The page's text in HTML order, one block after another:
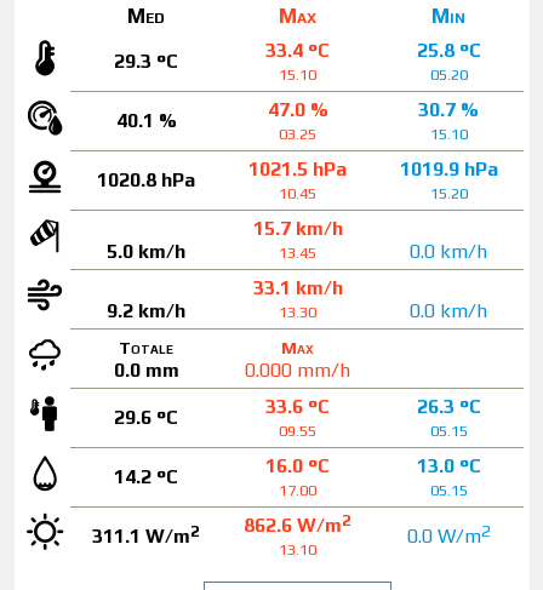
Med Max Min
29.3 °C 33.4 °C
15.10
25.8 °C
05.20
40.1 % 47.0 %
03.25
30.7 %
15.10
1020.8 hPa 1021.5 hPa
10.45
1019.9 hPa
15.20
5.0 km/h
15.7 km/h
13.45 0.0 km/h
9.2 km/h
33.1 km/h
13.30 0.0 km/h
Totale
0.0 mm
Max
0.000 mm/h
29.6 °C 33.6 °C
09.55
26.3 °C
05.15
14.2 °C 16.0 °C
17.00
13.0 °C
05.15
311.1 W/m2 862.6 W/m2
13.10
0.0 W/m2